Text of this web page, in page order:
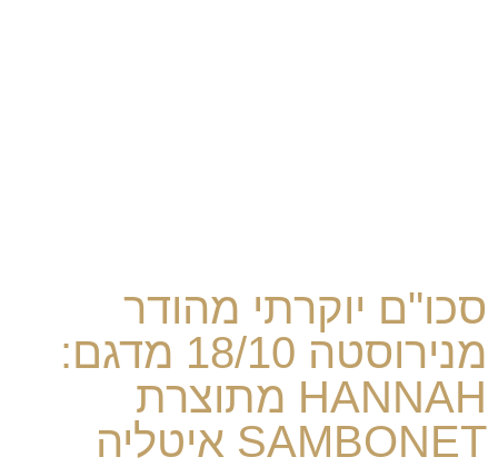
סכו"ם יוקרתי מהודר
מנירוסטה 18/10 מדגם:
HANNAH מתוצרת
SAMBONET איטליה